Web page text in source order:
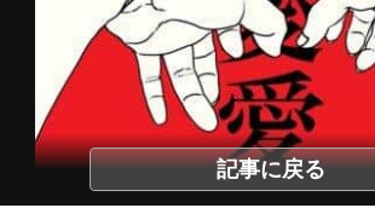
記事に戻る